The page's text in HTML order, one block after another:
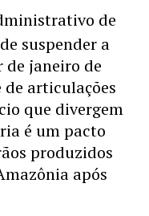
de
suspender a
janeiro de
de articulações
que divergem
é um pacto
produzidos
após